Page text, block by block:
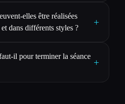
elles être réalisées
dans différents styles ?
+
il pour terminer la séance
+